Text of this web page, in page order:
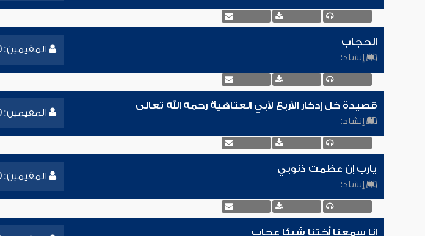
المقيمين: 0
الحجاب
إنشاد:
المقيمين: 0
قصيدة خل إدكار الأربع لأبي العتاهية رحمه الله تعالى
إنشاد:
المقيمين: 0
يارب إن عظمت ذنوبي
إنشاد:
إنا سمعنا أختنا شيئا عجاب